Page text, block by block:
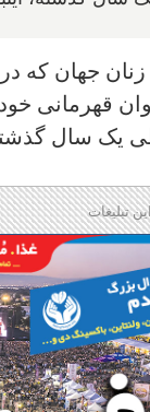
جهان که
یک سال
تبلیغات